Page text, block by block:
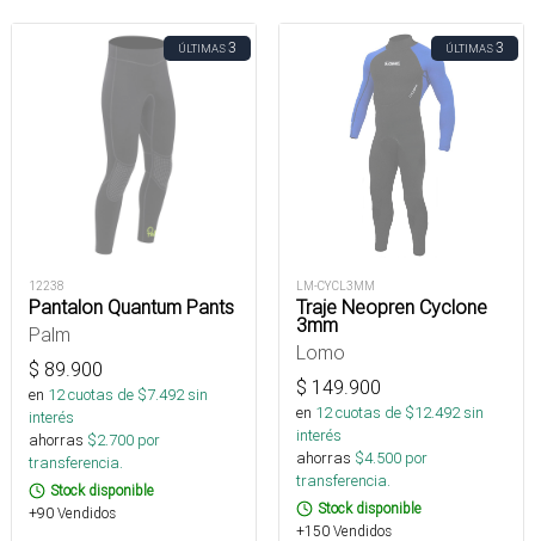
ÚLTIMAS3
12238
Pantalon Quantum Pants
Palm
$ 89.900
en 12cuotas de $7.492sin
interés
ahorras $2.700 por
transferencia.
Stock disponible
+90 Vendidos
ÚLTIMAS3
LM-CYCL3MM
Traje Neopren Cyclone
3mm
Lomo
$ 149.900
en 12cuotas de $12.492sin
interés
ahorras $4.500 por
transferencia.
Stock disponible
+150 Vendidos